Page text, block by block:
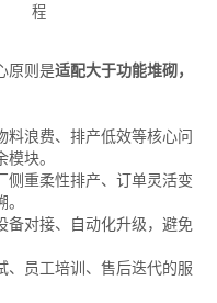
程
原则是适配大于功能堆砌，
浪费、排产低效等核心问
块。
侧重柔性排产、订单灵活变
备对接、自动化升级，避免
、员工培训、售后迭代的服